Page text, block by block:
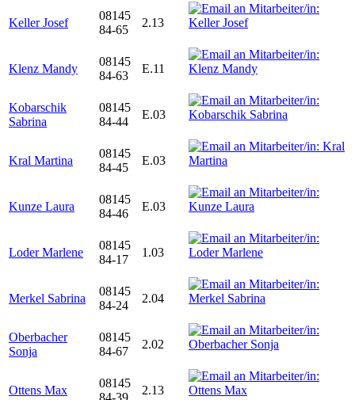
Keller Josef
08145
84-65
2.13
Klenz Mandy
08145
84-63
E.11
Kobarschik
Sabrina
08145
84-44
E.03
Kral Martina
08145
84-45
E.03
Kunze Laura
08145
84-46
E.03
Loder Marlene
08145
84-17
1.03
Merkel Sabrina
08145
84-24
2.04
Oberbacher
Sonja
08145
84-67
2.02
Ottens Max
08145
2.13